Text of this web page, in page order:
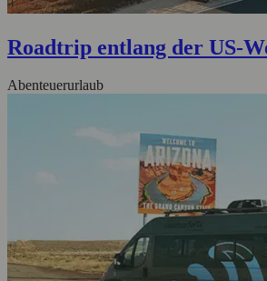
Roadtrip entlang der US-
Abenteuerurlaub